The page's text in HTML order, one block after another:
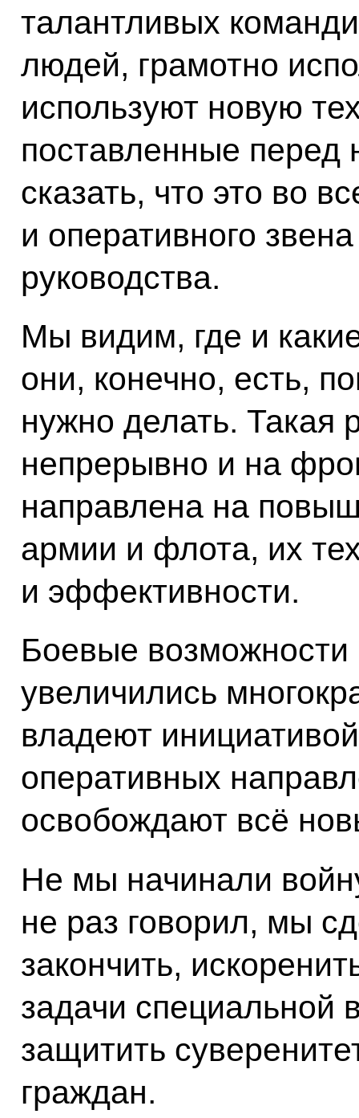
талантливых
людей, грамотно
используют новую
поставленные перед
сказать, что это во
и оперативного
руководства.
Мы видим, где и
они, конечно, есть,
нужно делать. Такая
непрерывно и на
направлена на
армии и флота, их
и эффективности.
Боевые
увеличились
владеют
оперативных
освобождают всё
Не мы начинали
не раз говорил, мы
закончить,
задачи специальной
защитить
граждан.